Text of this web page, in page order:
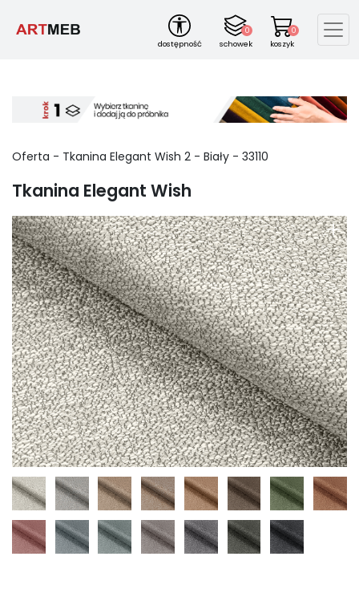
dostępność
0
schowek
0
koszyk
Oferta - Tkanina Elegant Wish 2 - Biały - 33110
Tkanina Elegant Wish
+